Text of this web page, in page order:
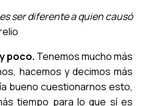
ser diferente a quien causó
poco. Tenemos mucho más
hacemos y decimos más
bueno cuestionarnos esto,
tiempo para lo que sí es